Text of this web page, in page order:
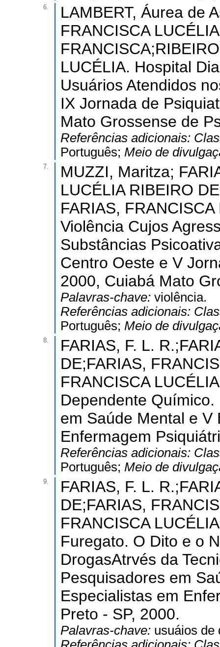
6.
LAMBERT, Áurea de
FRANCISCA
LUCÉLIA. Hospital
Usuários Atendidos
IX Jornada de
Mato Grossense de
Referências adicionais:
Português; Meio de
7.
MUZZI, Maritza;
LUCÉLIA RIBEIRO
FARIAS,
Violência Cujos
Substâncias
Centro Oeste e V
2000, Cuiabá Mato
Palavras-chave: violência.
Referências adicionais:
Português; Meio de
8.
FARIAS, F. L.
DE;FARIAS,
FRANCISCA
Dependente
em Saúde Mental e V
Enfermagem
Referências adicionais:
Português; Meio de
9.
FARIAS, F. L.
DE;FARIAS,
FRANCISCA
Furegato. O Dito e o
DrogasAtrvés da
Pesquisadores em
Especialistas em
Preto - SP, 2000.
Palavras-chave: usuáios de